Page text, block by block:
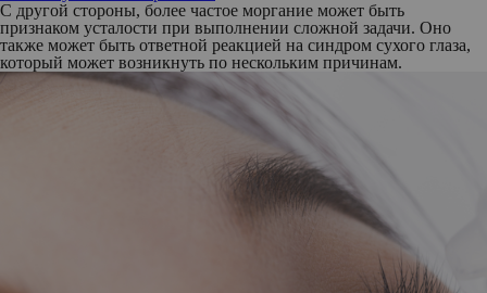
С другой стороны, более частое моргание может быть
признаком усталости при выполнении сложной задачи. Оно
также может быть ответной реакцией на синдром сухого глаза,
который может возникнуть по нескольким причинам.